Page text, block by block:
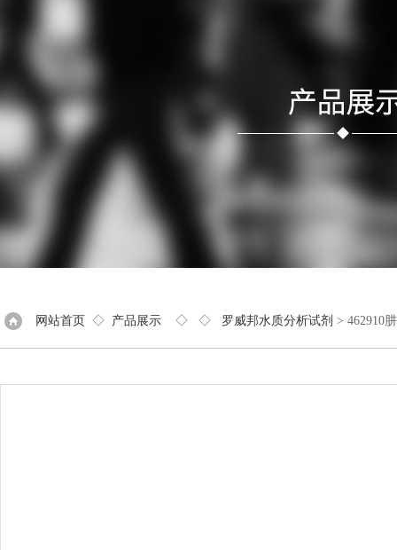
网站首页 ◇ 产品展示 ◇ ◇ 罗威邦水质分析试剂 > 462910